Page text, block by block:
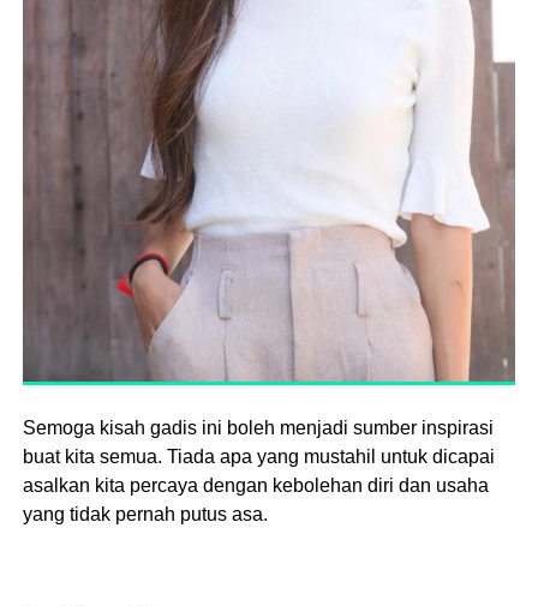
Semoga kisah gadis ini boleh menjadi sumber inspirasi
buat kita semua. Tiada apa yang mustahil untuk dicapai
asalkan kita percaya dengan kebolehan diri dan usaha
yang tidak pernah putus asa.